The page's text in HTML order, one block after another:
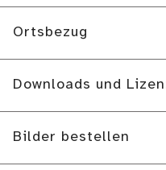
Ortsbezug
Downloads und
Bilder bestellen